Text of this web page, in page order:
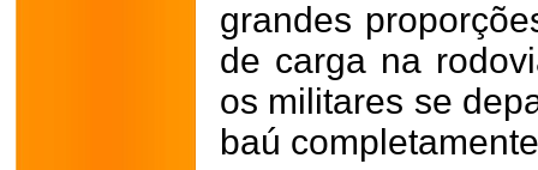
grandes
de carga na
os militares se
baú